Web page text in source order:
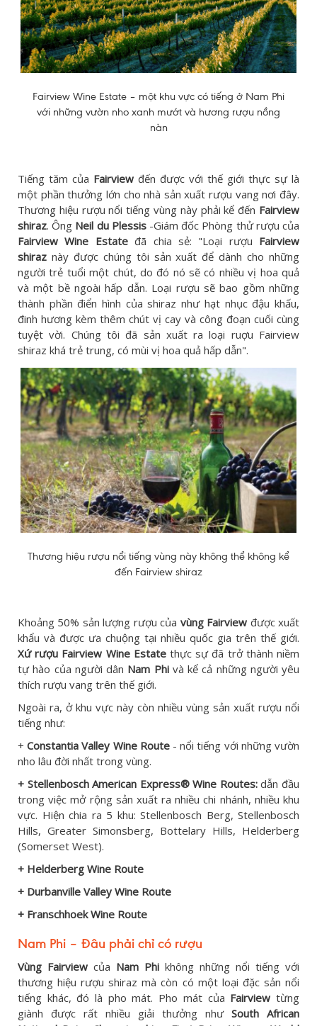
Fairview Wine Estate – một khu vực có tiếng ở Nam Phi
với những vườn nho xanh mướt và hương rượu nồng
nàn
Tiếng tăm của Fairview đến được với thế giới thực sự là
một phần thưởng lớn cho nhà sản xuất rượu vang nơi đây.
Thương hiệu rượu nổi tiếng vùng này phải kể đến Fairview
shiraz. Ông Neil du Plessis -Giám đốc Phòng thử rượu của
Fairview Wine Estateđã chia sẻ: "Loại rượu Fairview
shiraz này được chúng tôi sản xuất để dành cho những
người trẻ tuổi một chút, do đó nó sẽ có nhiều vị hoa quả
và một bề ngoài hấp dẫn. Loại rượu sẽ bao gồm những
thành phần điển hình của shiraz như hạt nhục đậu khấu,
đinh hương kèm thêm chút vị cay và công đoạn cuối cùng
tuyệt vời. Chúng tôi đã sản xuất ra loại ruợu Fairview
shiraz khá trẻ trung, có mùi vị hoa quả hấp dẫn".
Thương hiệu rượu nổi tiếng vùng này không thể không kể
đến Fairview shiraz
Khoảng 50% sản lượng rượu của vùng Fairview được xuất
khẩu và được ưa chuộng tại nhiều quốc gia trên thế giới.
Xứ rượu Fairview Wine Estatethực sự đã trở thành niềm
tự hào của người dân Nam Phivà kể cả những người yêu
thích rượu vang trên thế giới.
Ngoài ra, ở khu vực này còn nhiều vùng sản xuất rượu nổi
tiếng như:
+Constantia Valley Wine Route - nổi tiếng với những vườn
nho lâu đời nhất trong vùng.
+ Stellenbosch American Express® Wine Routes:dẫn đầu
trong việc mở rộng sản xuất ra nhiều chi nhánh, nhiều khu
vực. Hiện chia ra 5 khu: Stellenbosch Berg, Stellenbosch
Hills, Greater Simonsberg, Bottelary Hills, Helderberg
(Somerset West).
+ Helderberg Wine Route
+ Durbanville Valley Wine Route
+ Franschhoek Wine Route
Nam Phi – Đâu phải chỉ có rượu
Vùng Fairview của Nam Phi không những nổi tiếng với
thương hiệu rượu shiraz mà còn có một loại đặc sản nổi
tiếng khác, đó là pho mát. Pho mát của Fairview từng
giành được rất nhiều giải thưởng như South African